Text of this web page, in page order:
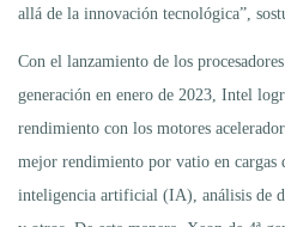
allá de la innovación tecnológica”,
Con el lanzamiento de los
generación en enero de 2023, Intel
rendimiento con los motores
mejor rendimiento por vatio en cargas
inteligencia artificial (IA), análisis de